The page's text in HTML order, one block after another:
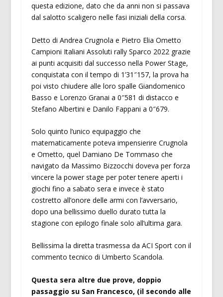
questa edizione, dato che da anni non si passava
dal salotto scaligero nelle fasi iniziali della corsa.
Detto di Andrea Crugnola e Pietro Elia Ometto
Campioni Italiani Assoluti rally Sparco 2022 grazie
ai punti acquisiti dal successo nella Power Stage,
conquistata con il tempo di 1’31″157, la prova ha
poi visto chiudere alle loro spalle Giandomenico
Basso e Lorenzo Granai a 0″581 di distacco e
Stefano Albertini e Danilo Fappani a 0″679.
Solo quinto l’unico equipaggio che
matematicamente poteva impensierire Crugnola
e Ometto, quel Damiano De Tommaso che
navigato da Massimo Bizzocchi doveva per forza
vincere la power stage per poter tenere aperti i
giochi fino a sabato sera e invece è stato
costretto all’onore delle armi con l’avversario,
dopo una bellissimo duello durato tutta la
stagione con epilogo finale solo all’ultima gara.
Bellissima la diretta trasmessa da ACI Sport con il
commento tecnico di Umberto Scandola.
Questa sera altre due prove, doppio
passaggio su San Francesco, (il secondo alle